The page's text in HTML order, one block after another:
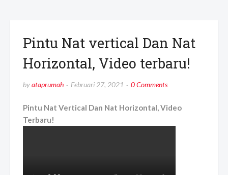
Pintu Nat vertical Dan Nat
Horizontal, Video terbaru!
byataprumah Februari 27, 2021 0 Comments
Pintu Nat Vertical Dan Nat Horizontal, Video
Terbaru!